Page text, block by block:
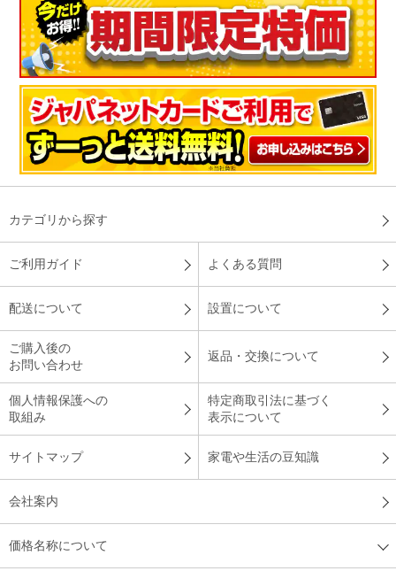
カテゴリから探す
ご利用ガイド よくある質問
配送について 設置について
ご購入後の
お問い合わせ
返品・交換について
個人情報保護への
取組み
特定商取引法に基づく
表示について
サイトマップ 家電や生活の豆知識
会社案内
価格名称について